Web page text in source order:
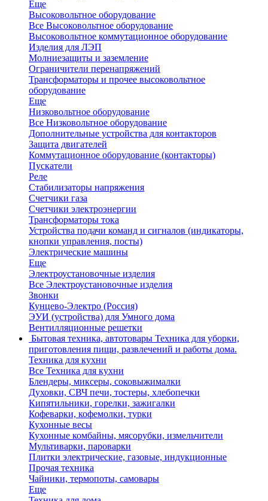
Еще
Высоковольтное оборудование
Все Высоковольтное оборудование
Высоковольтное коммутационное оборудование
Изделия для ЛЭП
Молниезащиты и заземление
Ограничители перенапряжений
Трансформаторы и прочее высоковольтное
оборудование
Еще
Низковольтное оборудование
Все Низковольтное оборудование
Дополнительные устройства для контакторов
Защита двигателей
Коммутационное оборудование (контакторы)
Пускатели
Реле
Стабилизаторы напряжения
Счетчики газа
Счетчики электроэнергии
Трансформаторы тока
Устройства подачи команд и сигналов (индикаторы,
кнопки управления, посты)
Электрические машины
Еще
Электроустановочные изделия
Все Электроустановочные изделия
Звонки
Кунцево-Электро (Россия)
ЭУИ (устройства) для Умного дома
Вентилляционные решетки
Бытовая техника, автотовары Техника для уборки,
приготовления пищи, развлечений и работы дома.
Техника для кухни
Все Техника для кухни
Блендеры, миксеры, соковыжималки
Духовки, СВЧ печи, тостеры, хлебопечки
Кипятильники, горелки, зажигалки
Кофеварки, кофемолки, турки
Кухонные весы
Кухонные комбайны, мясорубки, измельчители
Мультиварки, пароварки
Плитки электрические, газовые, индукционные
Прочая техника
Чайники, термопоты, самовары
Еще